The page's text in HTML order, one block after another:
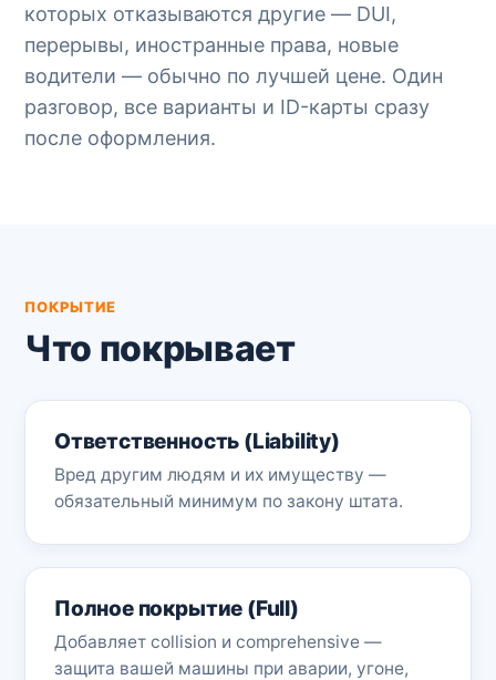
которых отказываются другие — DUI,
перерывы, иностранные права, новые
водители — обычно по лучшей цене. Один
разговор, все варианты и ID-карты сразу
после оформления.
ПОКРЫТИЕ
Что покрывает
Ответственность (Liability)
Вред другим людям и их имуществу —
обязательный минимум по закону штата.
Полное покрытие (Full)
Добавляет collision и comprehensive —
защита вашей машины при аварии, угоне,